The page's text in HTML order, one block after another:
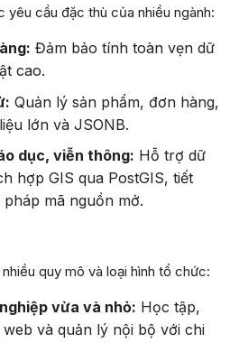
yêu cầu đặc thù của nhiều ngành:
Đảm bảo tính toàn vẹn dữ
cao.
Quản lý sản phẩm, đơn hàng,
lớn và JSONB.
dục, viễn thông: Hỗ trợ dữ
hợp GIS qua PostGIS, tiết
mã nguồn mở.
quy mô và loại hình tổ chức:
vừa và nhỏ: Học tập,
và quản lý nội bộ với chi